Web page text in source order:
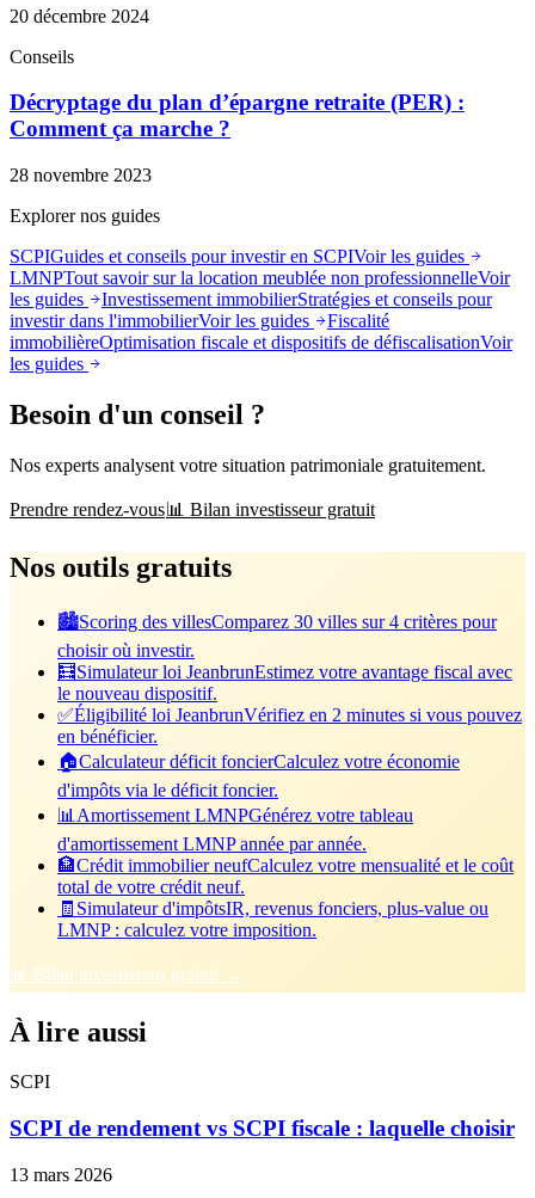
20 décembre 2024
Conseils
Décryptage du plan d’épargne retraite (PER) :
Comment ça marche ?
28 novembre 2023
Explorer nos guides
SCPIGuides et conseils pour investir en SCPIVoir les guides
LMNPTout savoir sur la location meublée non professionnelleVoir
les guides
Investissement immobilierStratégies et conseils pour
investir dans l'immobilierVoir les guides
Fiscalité
immobilièreOptimisation fiscale et dispositifs de défiscalisationVoir
les guides
Besoin d'un conseil ?
Nos experts analysent votre situation patrimoniale gratuitement.
Prendre rendez-vous📊 Bilan investisseur gratuit
Nos outils gratuits
🏙️Scoring des villesComparez 30 villes sur 4 critères pour
choisir où investir.
🧮Simulateur loi JeanbrunEstimez votre avantage fiscal avec
le nouveau dispositif.
✅Éligibilité loi JeanbrunVérifiez en 2 minutes si vous pouvez
en bénéficier.
🏠Calculateur déficit foncierCalculez votre économie
d'impôts via le déficit foncier.
📊 Amortissement LMNPGénérez votre tableau
d'amortissement LMNP année par année.
🏦Crédit immobilier neufCalculez votre mensualité et le coût
total de votre crédit neuf.
🧾 Simulateur d'impôtsIR, revenus fonciers, plus-value ou
LMNP : calculez votre imposition.
📊 Bilan investisseur gratuit →
À lire aussi
SCPI
SCPI de rendement vs SCPI fiscale : laquelle choisir
13 mars 2026